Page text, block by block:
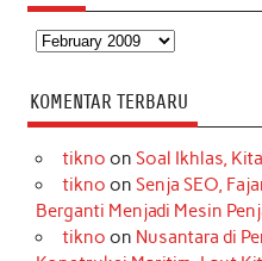
Arsip
KOMENTAR TERBARU
tikno on Soal Ikhlas,
tikno on Senja SEO,
Berganti Menjadi Mesin
tikno on Nusantara di